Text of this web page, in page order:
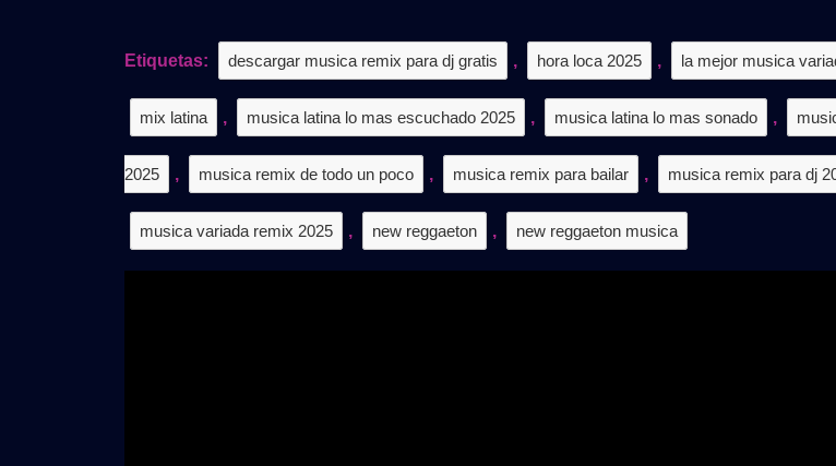
PACK
VOL5
GRATIS
Etiquetas: descargar musica remix para dj gratis , hora loca 2025 , la mejor musica
mix latina , musica latina lo mas escuchado 2025 , musica latina lo mas sonado ,
2025 , musica remix de todo un poco , musica remix para bailar , musica remix para dj
musica variada remix 2025 , new reggaeton , new reggaeton musica